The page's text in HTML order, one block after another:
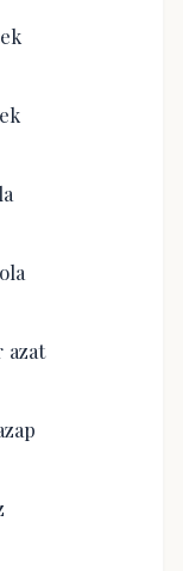
azat